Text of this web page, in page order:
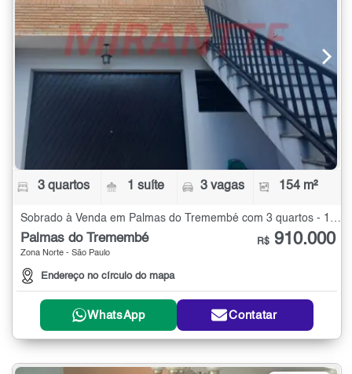
3 quartos 1 suíte 3 vagas 154 m²
Sobrado à Venda em Palmas do Tremembé com 3 quartos - 154 m²
Palmas do Tremembé
Zona Norte - São Paulo
Endereço no círculo do mapa
R$ 910.000
WhatsApp Contatar